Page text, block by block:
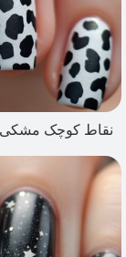
نقاط کوچک مشکی